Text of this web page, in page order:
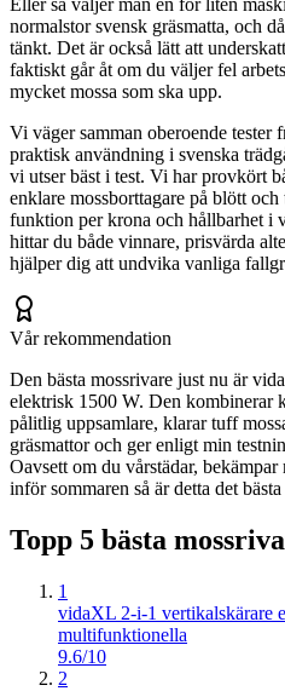
normalstor svensk gräsmatta, och
tänkt. Det är också lätt att
faktiskt går åt om du väljer fel
mycket mossa som ska upp.
Vi väger samman oberoende tester
praktisk användning i svenska
vi utser bäst i test. Vi har provkört
enklare mossborttagare på blött
funktion per krona och hållbarhet i
hittar du både vinnare, prisvärda
hjälper dig att undvika vanliga
Vår rekommendation
Den bästa mossrivare just nu är
elektrisk 1500 W. Den kombinerar
pålitlig uppsamlare, klarar tuff
gräsmattor och ger enligt min
Oavsett om du vårstädar,
inför sommaren så är detta det
Topp 5 bästa
1
vidaXL 2-i-1 vertikalskärare
multifunktionella
9.6/10
2